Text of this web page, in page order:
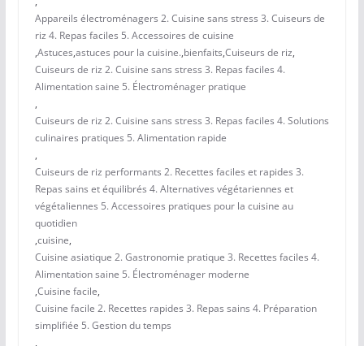
Appareils électroménagers 2. Cuisine sans stress 3. Cuiseurs de
riz 4. Repas faciles 5. Accessoires de cuisine
,Astuces,astuces pour la cuisine.,bienfaits,Cuiseurs de riz,
Cuiseurs de riz 2. Cuisine sans stress 3. Repas faciles 4.
Alimentation saine 5. Électroménager pratique
,
Cuiseurs de riz 2. Cuisine sans stress 3. Repas faciles 4. Solutions
culinaires pratiques 5. Alimentation rapide
,
Cuiseurs de riz performants 2. Recettes faciles et rapides 3.
Repas sains et équilibrés 4. Alternatives végétariennes et
végétaliennes 5. Accessoires pratiques pour la cuisine au
quotidien
,cuisine,
Cuisine asiatique 2. Gastronomie pratique 3. Recettes faciles 4.
Alimentation saine 5. Électroménager moderne
,Cuisine facile,
Cuisine facile 2. Recettes rapides 3. Repas sains 4. Préparation
simplifiée 5. Gestion du temps
,